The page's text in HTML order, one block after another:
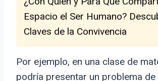
Espacio el Ser Humano?
Claves de la Convivencia
Por ejemplo, en una clase de
podría presentar un problema de